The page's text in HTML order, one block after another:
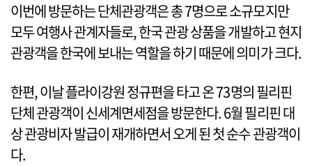
이번에 방문하는 단체관광객은 총 7명으로 소규모지만
모두 여행사 관계자들로, 한국 관광 상품을 개발하고 현지
관광객을 한국에 보내는 역할을 하기 때문에 의미가 크다.
한편, 이날 플라이강원 정규편을 타고 온 73명의 필리핀
단체 관광객이 신세계면세점을 방문한다. 6월 필리핀 대
상 관광비자 발급이 재개하면서 오게 된 첫 순수 관광객이
다.